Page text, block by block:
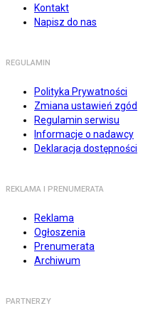
Kontakt
Napisz do nas
REGULAMIN
Polityka Prywatności
Zmiana ustawień zgód
Regulamin serwisu
Informacje o nadawcy
Deklaracja dostępności
REKLAMA I PRENUMERATA
Reklama
Ogłoszenia
Prenumerata
Archiwum
PARTNERZY